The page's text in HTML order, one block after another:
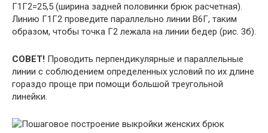
Г1Г2=25,5 (ширина задней половинки брюк расчетная).
Линию Г1Г2 проведите параллельно линии В6Г, таким
образом, чтобы точка Г2 лежала на линии бедер (рис. 3б).
СОВЕТ! Проводить перпендикулярные и параллельные
линии с соблюдением определенных условий по их длине
гораздо проще при помощи большой треугольной
линейки.